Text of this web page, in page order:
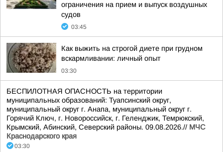
ограничения на прием и выпуск воздушных
судов
03:45
Как выжить на строгой диете при грудном
вскармливании: личный опыт
03:30
БЕСПИЛОТНАЯ ОПАСНОСТЬ на территории
муниципальных образований: Туапсинский округ,
муниципальный округ г. Анапа, муниципальный округ г.
Горячий Ключ, г. Новороссийск, г. Геленджик, Темрюкский,
Крымский, Абинский, Северский районы. 09.08.2026.// МЧС
Краснодарского края
03:30